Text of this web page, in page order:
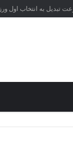
تبدیل به انتخاب اول